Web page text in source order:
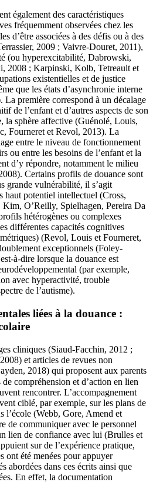
également des caractéristiques
fréquemment observées chez les
d’être associées à des défis ou à des
2009 ; Vaivre-Douret, 2011),
(ou hyperexcitabilité, Dabrowski,
2008 ; Karpinski, Kolb, Tetreault et
existentielles et de justice
que les états d’asynchronie interne
La première correspond à un décalage
de l’enfant et d’autres aspects de son
la sphère affective (Guénolé, Louis,
Fourneret et Revol, 2013). La
entre le niveau de fonctionnement
ou entre les besoins de l’enfant et la
d’y répondre, notamment le milieu
Certains profils de douance sont
grande vulnérabilité, il s’agit
haut potentiel intellectuel (Cross,
O’Reilly, Spielhagen, Pereira Da
hétérogènes ou complexes
différentes capacités cognitives
(Revol, Louis et Fourneret,
exceptionnels (Foley-
à-dire lorsque la douance est
(par exemple,
avec hyperactivité, trouble
de l’autisme).
liées à la douance :
cliniques (Siaud-Facchin, 2012 ;
et articles de revues non
2018) qui proposent aux parents
de compréhension et d’action en lien
rencontrer. L’accompagnement
ciblé, par exemple, sur les plans de
l’école (Webb, Gore, Amend et
de communiquer avec le personnel
lien de confiance avec lui (Brulles et
sur de l’expérience pratique,
ont été menées pour appuyer
abordées dans ces écrits ainsi que
En effet, la documentation